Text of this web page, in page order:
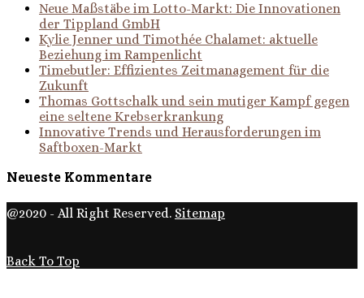
Neue Maßstäbe im Lotto-Markt: Die Innovationen
der Tippland GmbH
Kylie Jenner und Timothée Chalamet: aktuelle
Beziehung im Rampenlicht
Timebutler: Effizientes Zeitmanagement für die
Zukunft
Thomas Gottschalk und sein mutiger Kampf gegen
eine seltene Krebserkrankung
Innovative Trends und Herausforderungen im
Saftboxen-Markt
Neueste Kommentare
@2020 - All Right Reserved. Sitemap
Back To Top